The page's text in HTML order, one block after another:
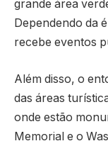
grande área
Dependendo da
recebe eventos
Além disso, o
das áreas
onde estão
Memorial e o